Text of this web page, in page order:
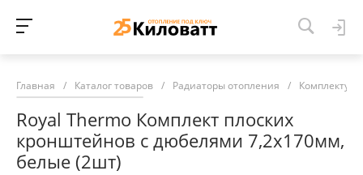
Главная / Каталог товаров / Радиаторы отопления /
Royal Thermo Комплект плоских
кронштейнов с дюбелями 7,2х170мм,
белые (2шт)